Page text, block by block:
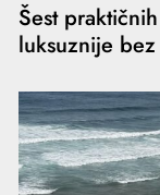
Šest
luksuznije